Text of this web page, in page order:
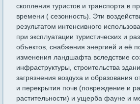
скопления туристов и транспорта в
времени ( сезонность). Эти
результатом интенсивного
при эксплуатации туристических и
объектов, снабжения энергией и её
изменения ландшафта вследствие
инфраструктуры, строительства
загрязнения воздуха и образования
и перекрытия почв (повреждение и
растительности) и ущерба фауне и